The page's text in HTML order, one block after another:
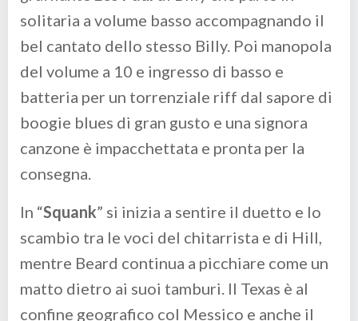
solitaria a volume basso accompagnando il
bel cantato dello stesso Billy. Poi manopola
del volume a 10 e ingresso di basso e
batteria per un torrenziale riff dal sapore di
boogie blues di gran gusto e una signora
canzone è impacchettata e pronta per la
consegna.
In “Squank” si inizia a sentire il duetto e lo
scambio tra le voci del chitarrista e di Hill,
mentre Beard continua a picchiare come un
matto dietro ai suoi tamburi. Il Texas è al
confine geografico col Messico e anche il